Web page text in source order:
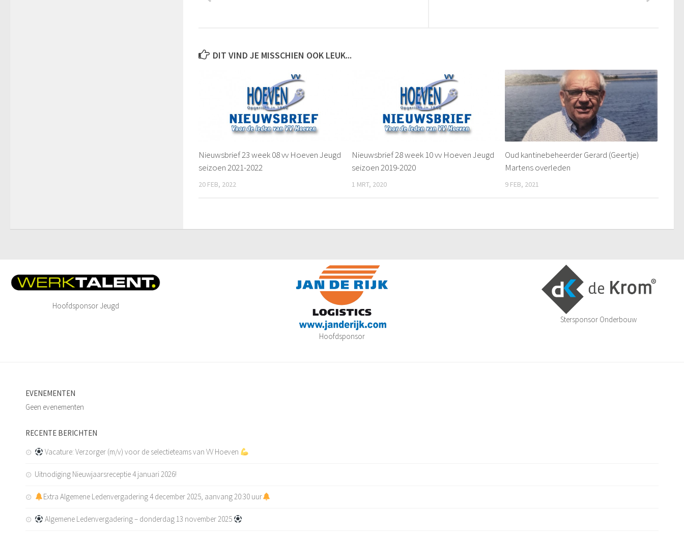
DIT VIND JE MISSCHIEN OOK LEUK...
Nieuwsbrief 23 week 08 vv Hoeven Jeugd
seizoen 2021-2022
20 FEB, 2022
Nieuwsbrief 28 week 10 vv Hoeven Jeugd
seizoen 2019-2020
1 MRT, 2020
Oud kantinebeheerder Gerard (Geertje)
Martens overleden
9 FEB, 2021
Hoofdsponsor Jeugd
Hoofdsponsor
Stersponsor Onderbouw
EVENEMENTEN
Geen evenementen
RECENTE BERICHTEN
Vacature: Verzorger (m/v) voor de selectieteams van VV Hoeven
Uitnodiging Nieuwjaarsreceptie 4 januari 2026!
Extra Algemene Ledenvergadering 4 december 2025, aanvang 20:30 uur
Algemene Ledenvergadering – donderdag 13 november 2025